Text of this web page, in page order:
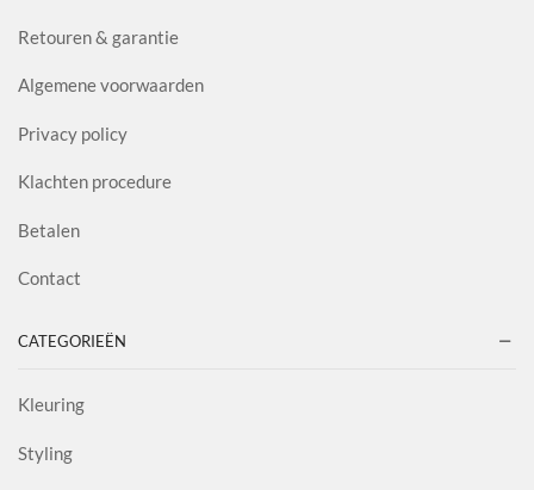
Retouren & garantie
Algemene voorwaarden
Privacy policy
Klachten procedure
Betalen
Contact
CATEGORIEËN
Kleuring
Styling